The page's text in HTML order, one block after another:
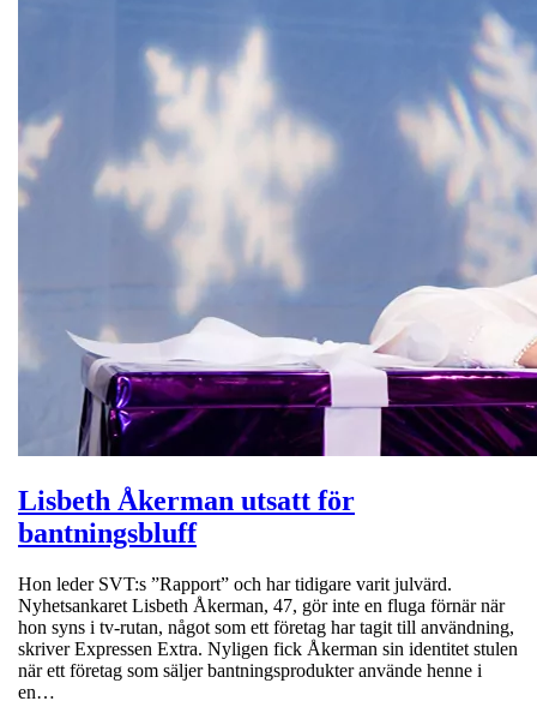
Lisbeth Åkerman utsatt för
bantningsbluff
Hon leder SVT:s ”Rapport” och har tidigare varit julvärd.
Nyhetsankaret Lisbeth Åkerman, 47, gör inte en fluga förnär när
hon syns i tv-rutan, något som ett företag har tagit till användning,
skriver Expressen Extra. Nyligen fick Åkerman sin identitet stulen
när ett företag som säljer bantningsprodukter använde henne i
en…